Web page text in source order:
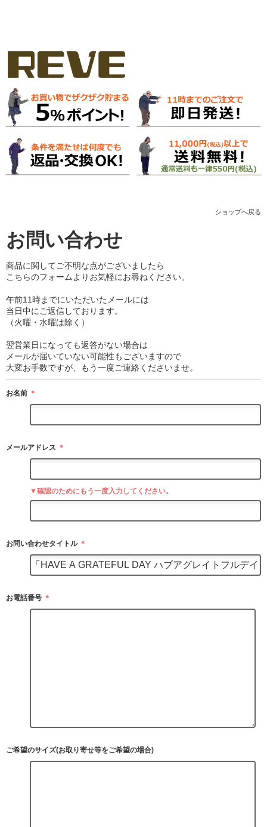
ショップへ戻る
お問い合わせ
商品に関してご不明な点がございましたら
こちらのフォームよりお気軽にお尋ねください。
午前11時までにいただいたメールには
当日中にご返信しております。
（火曜・水曜は除く）
翌営業日になっても返答がない場合は
メールが届いていない可能性もございますので
大変お手数ですが、もう一度ご連絡くださいませ。
お名前 ＊
メールアドレス ＊
▼確認のためにもう一度入力してください。
お問い合わせタイトル ＊
お電話番号 ＊
ご希望のサイズ(お取り寄せ等をご希望の場合)